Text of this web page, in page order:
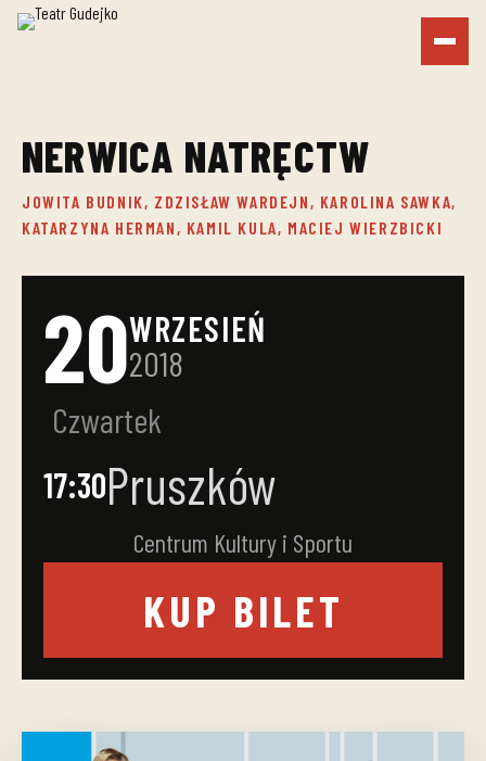
NERWICA NATRĘCTW
JOWITA BUDNIK, ZDZISŁAW WARDEJN, KAROLINA SAWKA,
KATARZYNA HERMAN, KAMIL KULA, MACIEJ WIERZBICKI
20WRZESIEŃ
2018
Czwartek
17:30Pruszków
Centrum Kultury i Sportu
KUP BILET